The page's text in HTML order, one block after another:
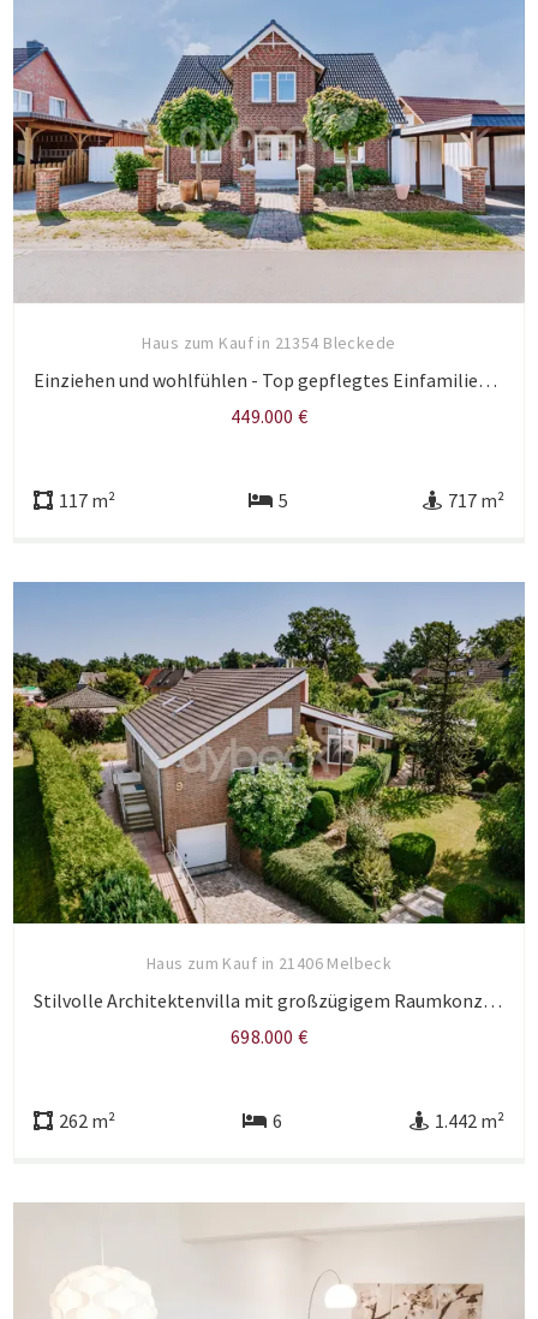
Haus zum Kauf in 21354 Bleckede
Einziehen und wohlfühlen - Top gepflegtes Einfamilienhaus mit herrlichem Garten.
449.000 €
117 m² 5 717 m²
Haus zum Kauf in 21406 Melbeck
Stilvolle Architektenvilla mit großzügigem Raumkonzept und idyllischem Garten in begehrter Lage.
698.000 €
262 m² 6 1.442 m²